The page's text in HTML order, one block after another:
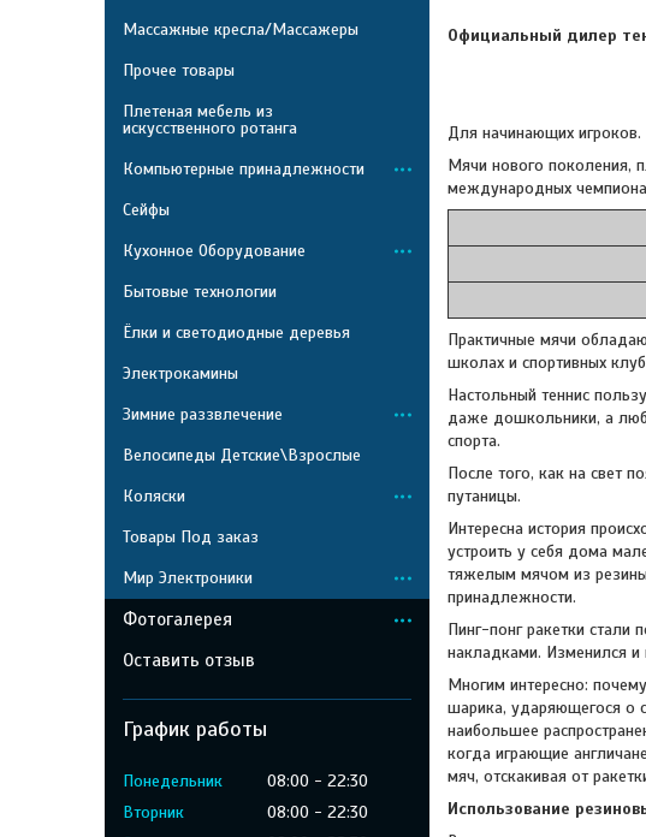
Официальный дилер
Для начинающих игроков.
Мячи нового поколения,
международных
Практичные мячи
школах и спортивных
Настольный теннис
даже дошкольники, а
спорта.
После того, как на свет
путаницы.
Интересна история
устроить у себя дома
тяжелым мячом из
принадлежности.
Пинг-понг ракетки
накладками. Изменился и
Многим интересно:
шарика, ударяющегося о
наибольшее
когда играющие
мяч, отскакивая от
Использование
Массажные кресла/Массажеры
Прочее товары
Плетеная мебель из
искусственного ротанга
Компьютерные принадлежности
Сейфы
Кухонное Оборудование
Бытовые технологии
Ёлки и светодиодные деревья
Электрокамины
Зимние раззвлечение
Велосипеды Детские\Взрослые
Коляски
Товары Под заказ
Мир Электроники
Фотогалерея
Оставить отзыв
График работы
Понедельник 08:00
22:30
Вторник
08:00
22:30